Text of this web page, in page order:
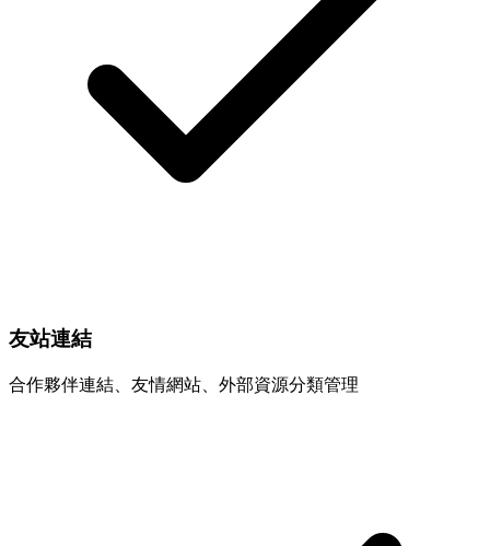
友站連結
合作夥伴連結、友情網站、外部資源分類管理